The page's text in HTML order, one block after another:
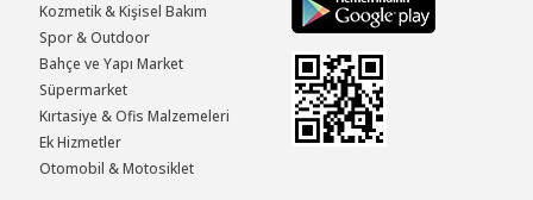
Kozmetik & Kişisel Bakım
Spor & Outdoor
Bahçe ve Yapı Market
Süpermarket
Kırtasiye & Ofis Malzemeleri
Ek Hizmetler
Otomobil & Motosiklet